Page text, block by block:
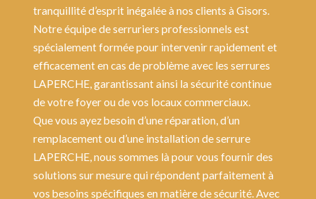
tranquillité d’esprit inégalée à nos clients à Gisors.
Notre équipe de serruriers professionnels est
spécialement formée pour intervenir rapidement et
efficacement en cas de problème avec les serrures
LAPERCHE, garantissant ainsi la sécurité continue
de votre foyer ou de vos locaux commerciaux.
Que vous ayez besoin d’une réparation, d’un
remplacement ou d’une installation de serrure
LAPERCHE, nous sommes là pour vous fournir des
solutions sur mesure qui répondent parfaitement à
vos besoins spécifiques en matière de sécurité. Avec